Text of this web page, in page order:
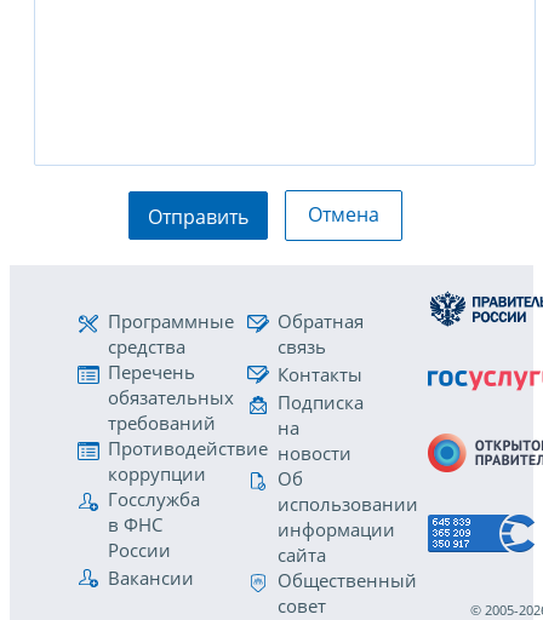
Отправить Отмена
Программные
средства
Перечень
обязательных
требований
Противодействие
коррупции
Госслужба
в ФНС
России
Вакансии
Обратная
связь
Контакты
Подписка
на
новости
Об
использовании
информации
сайта
Общественный
совет
© 2005-